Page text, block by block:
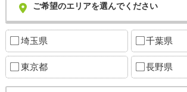
ご希望のエリアを選んでください
埼玉県 千葉県
東京都 長野県